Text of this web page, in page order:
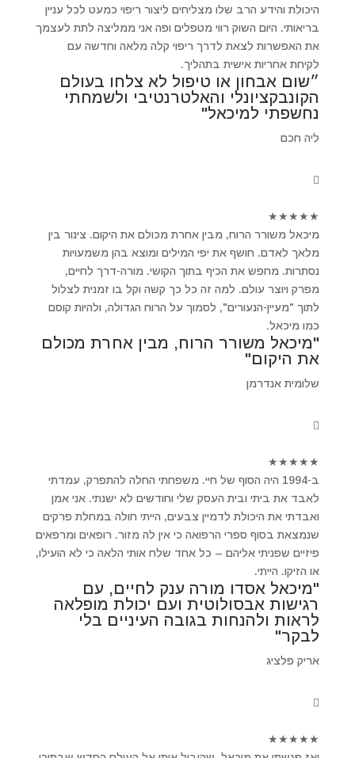
היכולת והידע הרב שלו מצליחים ליצור ריפוי כמעט לכל עניין
בריאותי. היום השוק רווי מטפלים ופה אני ממליצה לתת לעצמך
את האפשרות לצאת לדרך ריפוי קלה מלאה וחדשה עם
לקיחת אחריות אישית בתהליך.
״שום אבחון או טיפול לא צלחו בעולם
הקונבקציונלי והאלטרנטיבי ולשמחתי
נחשפתי למיכאל"
ליה חכם
★
★
★
★
★
מיכאל משורר הרוח, מבין אחרת מכולם את היקום. צינור בין
מלאך לאדם. חושף את יפי המילים ומוצא בהן משמעויות
נסתרות. מחפש את הכיף בתוך הקושי. מורה-דרך לחיים,
מפרק ויוצר עולם. למה זה כל כך קשה וקל בו זמנית לצלול
לתוך "מעיין-הנעורים", לסמוך על הרוח הגדולה, ולהיות קוסם
כמו מיכאל.
"מיכאל משורר הרוח, מבין אחרת מכולם
את היקום"
שלומית אנדרמן
★
★
★
★
★
ב-1994 היה הסוף של חיי. משפחתי החלה להתפרק, עמדתי
לאבד את ביתי ובית העסק שלי וחודשים לא ישנתי. אני אמן
ואבדתי את היכולת לדמיין צבעים, הייתי חולה במחלת פרקים
שנמצאת בסוף ספרי הרפואה כי אין לה מזור. רופאים ומרפאים
פיזיים שפניתי אליהם – כל אחד שלח אותי הלאה כי לא הועילו,
או הזיקו. הייתי.
"מיכאל אסדו מורה ענק לחיים, עם
רגישות אבסולוטית ועם יכולת מופלאה
לראות ולהנחות בגובה העיניים בלי
לבקר"
אריק פלציג
★
★
★
★
★